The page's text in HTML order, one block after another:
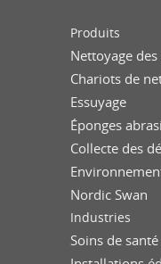
Produits
Nettoyage des
Chariots de
Essuyage
Éponges
Collecte des
Nordic Swan
Industries
Soins de santé